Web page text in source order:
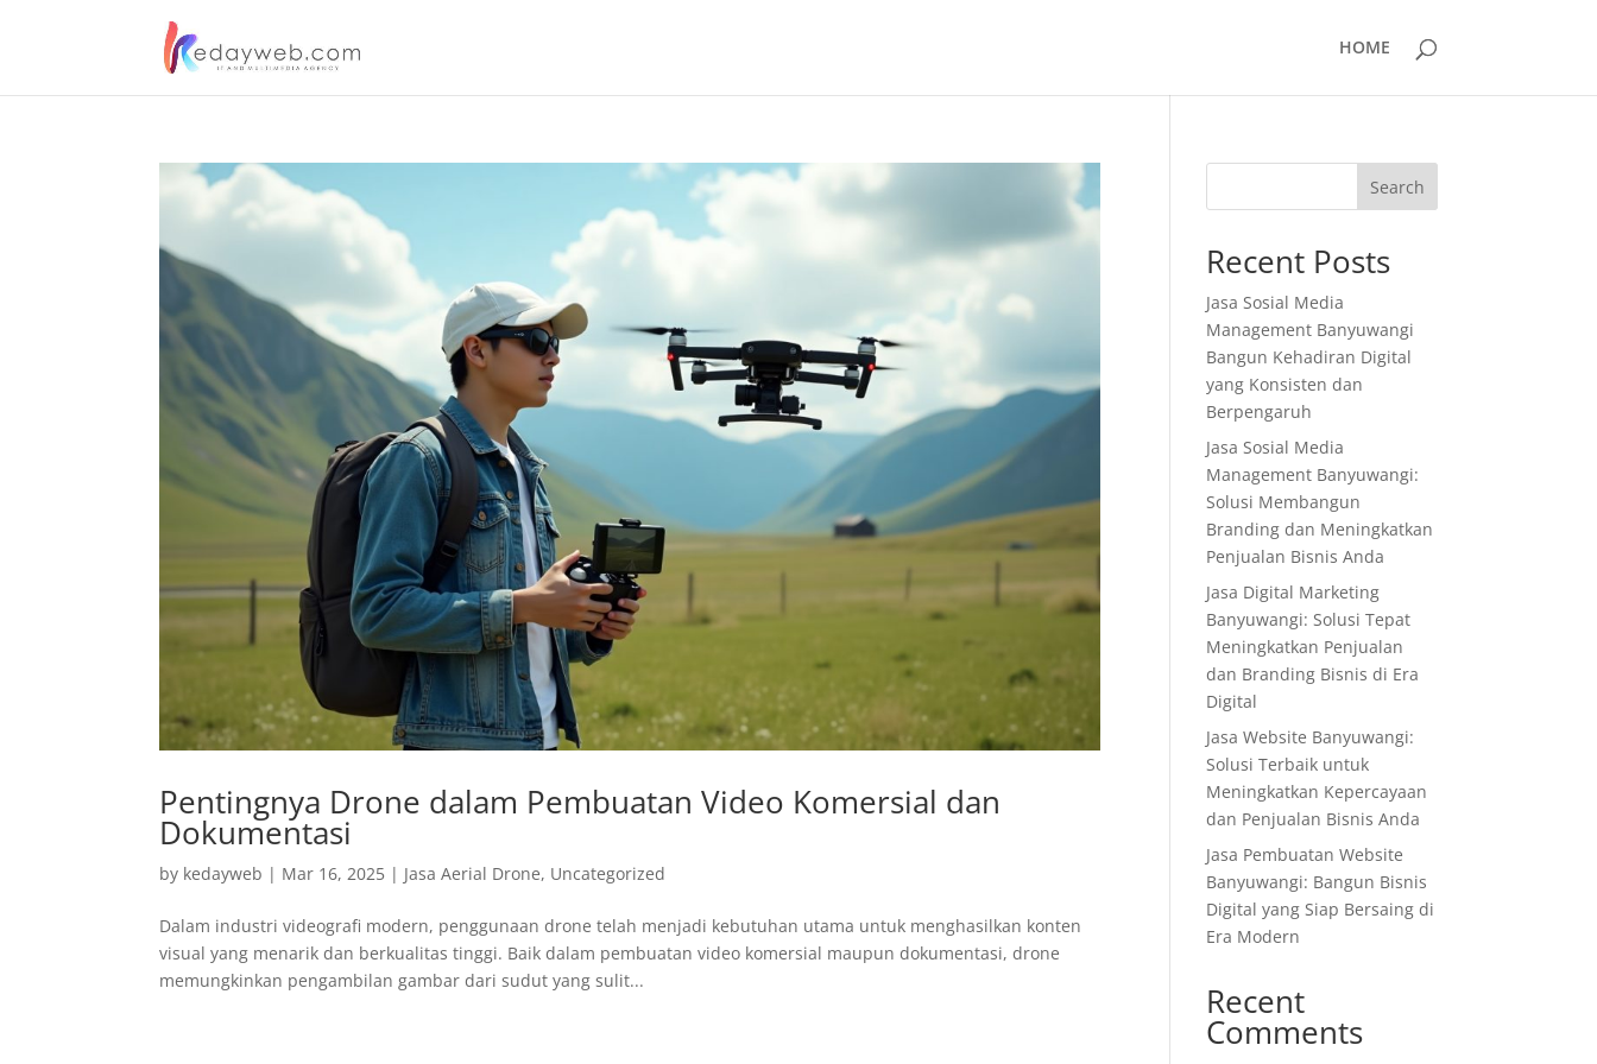
HOME
Pentingnya Drone dalam Pembuatan Video Komersial dan
Dokumentasi
by kedayweb | Mar 16, 2025 | Jasa Aerial Drone, Uncategorized
Dalam industri videografi modern, penggunaan drone telah menjadi kebutuhan utama untuk menghasilkan konten
visual yang menarik dan berkualitas tinggi. Baik dalam pembuatan video komersial maupun dokumentasi, drone
memungkinkan pengambilan gambar dari sudut yang sulit...
Search
Recent Posts
Jasa Sosial Media
Management Banyuwangi
Bangun Kehadiran Digital
yang Konsisten dan
Berpengaruh
Jasa Sosial Media
Management Banyuwangi:
Solusi Membangun
Branding dan Meningkatkan
Penjualan Bisnis Anda
Jasa Digital Marketing
Banyuwangi: Solusi Tepat
Meningkatkan Penjualan
dan Branding Bisnis di Era
Digital
Jasa Website Banyuwangi:
Solusi Terbaik untuk
Meningkatkan Kepercayaan
dan Penjualan Bisnis Anda
Jasa Pembuatan Website
Banyuwangi: Bangun Bisnis
Digital yang Siap Bersaing di
Era Modern
Recent
Comments